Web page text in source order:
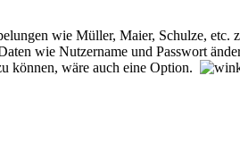
wie Müller, Maier, Schulze, etc.
wie Nutzername und Passwort
können, wäre auch eine Option.